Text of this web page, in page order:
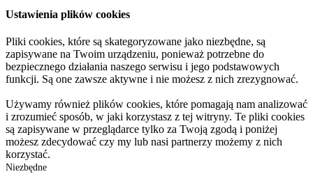
Ustawienia plików cookies
Pliki cookies, które są skategoryzowane jako niezbędne, są
zapisywane na Twoim urządzeniu, ponieważ potrzebne do
bezpiecznego działania naszego serwisu i jego podstawowych
funkcji. Są one zawsze aktywne i nie możesz z nich zrezygnować.
Używamy również plików cookies, które pomagają nam analizować
i zrozumieć sposób, w jaki korzystasz z tej witryny. Te pliki cookies
są zapisywane w przeglądarce tylko za Twoją zgodą i poniżej
możesz zdecydować czy my lub nasi partnerzy możemy z nich
korzystać.
Niezbędne